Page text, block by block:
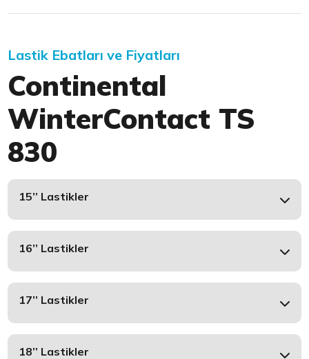
Lastik Ebatları ve Fiyatları
Continental
WinterContact TS
830
15’’ Lastikler
16’’ Lastikler
17’’ Lastikler
18’’ Lastikler